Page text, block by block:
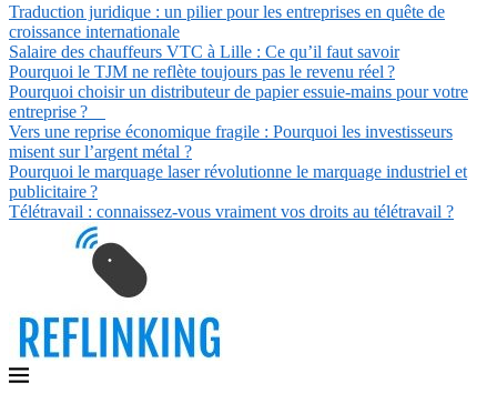
Traduction juridique : un pilier pour les entreprises en quête de
croissance internationale
Salaire des chauffeurs VTC à Lille : Ce qu’il faut savoir
Pourquoi le TJM ne reflète toujours pas le revenu réel ?
Pourquoi choisir un distributeur de papier essuie-mains pour votre
entreprise ?
Vers une reprise économique fragile : Pourquoi les investisseurs
misent sur l’argent métal ?
Pourquoi le marquage laser révolutionne le marquage industriel et
publicitaire ?
Télétravail : connaissez-vous vraiment vos droits au télétravail ?